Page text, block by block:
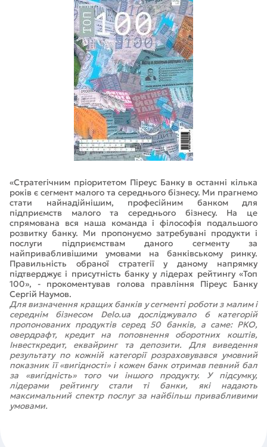
«Стратегічним пріоритетом Піреус Банку в останні кілька
років є сегмент малого та середнього бізнесу. Ми прагнемо
стати найнадійнішим, професійним банком для
підприємств малого та середнього бізнесу. На це
спрямована вся наша команда і філософія подальшого
розвитку банку. Ми пропонуємо затребувані продукти і
послуги підприємствам даного сегменту за
найпривабливішими умовами на банківському ринку.
Правильність обраної стратегії у даному напрямку
підтверджує і присутність банку у лідерах рейтингу «Топ
100», - прокоментував голова правління Піреус Банку
Сергій Наумов.
Для визначення кращих банків у сегменті роботи з малим і
середнім бізнесом Delo.ua досліджувало 6 категорій
пропонованих продуктів серед 50 банків, а саме: РКО,
овердрафт, кредит на поповнення оборотних коштів,
Інвесткредит, еквайринг та депозити. Для виведення
результату по кожній категорії розраховувався умовний
показник її «вигідності» і кожен банк отримав певний бал
за «вигідність» того чи іншого продукту. У підсумку,
лідерами рейтингу стали ті банки, які надають
максимальний спектр послуг за найбільш привабливими
умовами.